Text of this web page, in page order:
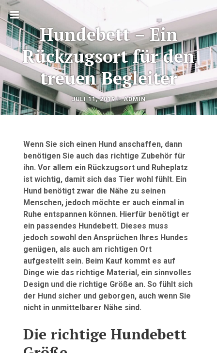
Toggle
sidebarHundebett – Ein
Rückzugsort für den
treuen Begleiter
JULI 11, 2019OKTOBER
22,
2020
byADMIN
Beitragsnavigation
Wenn Sie sich einen Hund anschaffen, dann
benötigen Sie auch das richtige Zubehör für
ihn. Vor allem ein Rückzugsort und Ruheplatz
ist wichtig, damit sich das Tier wohl fühlt. Ein
Hund benötigt zwar die Nähe zu seinen
Menschen, jedoch möchte er auch einmal in
Ruhe entspannen können. Hierfür benötigt er
ein passendes Hundebett. Dieses muss
jedoch sowohl den Ansprüchen Ihres Hundes
genügen, als auch am richtigen Ort
aufgestellt sein. Beim Kauf kommt es auf
Dinge wie das richtige Material, ein sinnvolles
Design und die richtige Größe an. So fühlt sich
der Hund sicher und geborgen, auch wenn Sie
nicht in unmittelbarer Nähe sind.
Die richtige Hundebett